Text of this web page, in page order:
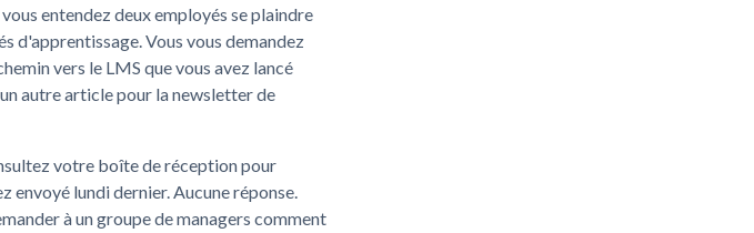
entendez deux employés se plaindre
d'apprentissage. Vous vous demandez
vers le LMS que vous avez lancé
autre article pour la newsletter de
votre boîte de réception pour
envoyé lundi dernier. Aucune réponse.
à un groupe de managers comment